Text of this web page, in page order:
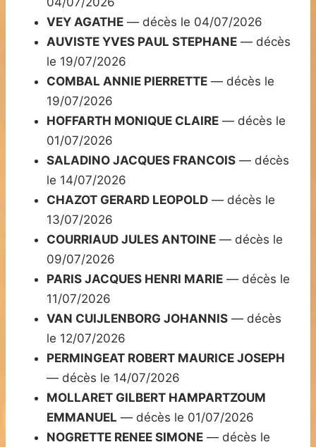
VEY AGATHE — décès le 04/07/2026
AUVISTE YVES PAUL STEPHANE — décès
le 19/07/2026
COMBAL ANNIE PIERRETTE — décès le
19/07/2026
HOFFARTH MONIQUE CLAIRE — décès le
01/07/2026
SALADINO JACQUES FRANCOIS — décès
le 14/07/2026
CHAZOT GERARD LEOPOLD — décès le
13/07/2026
COURRIAUD JULES ANTOINE — décès le
09/07/2026
PARIS JACQUES HENRI MARIE — décès le
11/07/2026
VAN CUIJLENBORG JOHANNIS — décès
le 12/07/2026
PERMINGEAT ROBERT MAURICE JOSEPH
— décès le 14/07/2026
MOLLARET GILBERT HAMPARTZOUM
EMMANUEL — décès le 01/07/2026
NOGRETTE RENEE SIMONE — décès le